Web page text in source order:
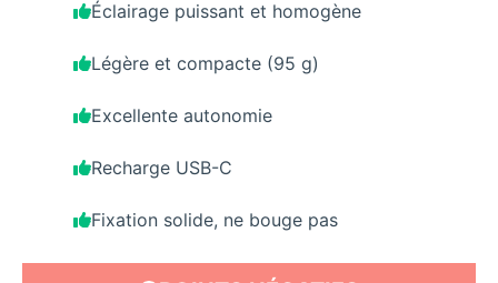
Éclairage puissant et homogène
Légère et compacte (95 g)
Excellente autonomie
Recharge USB-C
Fixation solide, ne bouge pas